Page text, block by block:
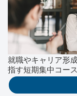
就職やキャリア形
指す短期集中コース